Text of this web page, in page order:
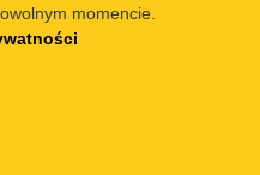
momencie.